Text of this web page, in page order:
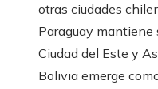
otras ciudades
Paraguay mantiene
Ciudad del Este y
Bolivia emerge